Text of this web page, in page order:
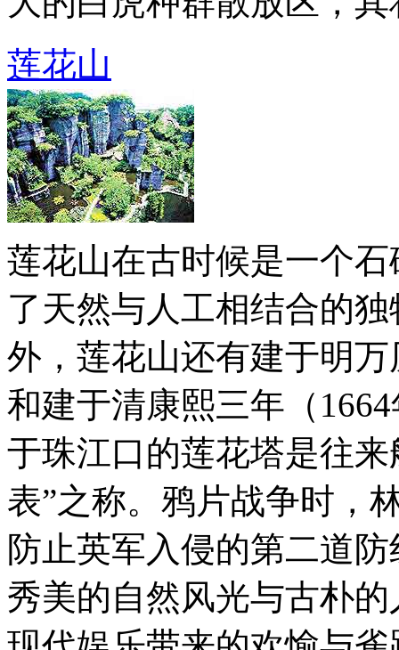
莲花山
莲花山在古时候是一个
了天然与人工相结合的
外，莲花山还有建于明
和建于清康熙三年（
于珠江口的莲花塔是往
表”之称。鸦片战争时，
防止英军入侵的第二道
秀美的自然风光与古朴